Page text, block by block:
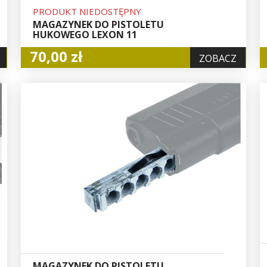
PRODUKT NIEDOSTĘPNY
MAGAZYNEK DO PISTOLETU
HUKOWEGO LEXON 11
70,00 zł ZOBACZ